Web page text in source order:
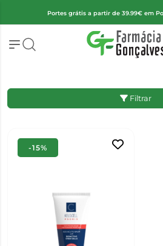
Portes grátis a partir de 39.99€ em
Filtrar
-15%